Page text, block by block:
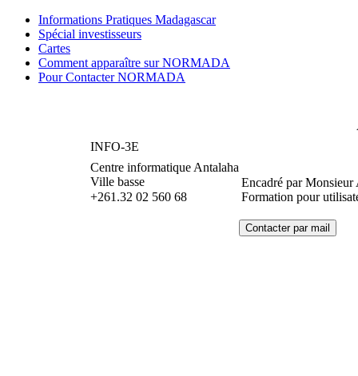
Informations Pratiques Madagascar
Spécial investisseurs
Cartes
Comment apparaître sur NORMADA
Pour Contacter NORMADA
INFO-3E
Centre informatique Antalaha
Ville basse
+261.32 02 560 68
Encadré par
Formation pour